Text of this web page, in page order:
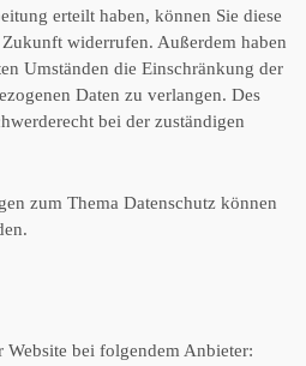
erteilt haben, können Sie diese
widerrufen. Außerdem haben
Umständen die Einschränkung der
Daten zu verlangen. Des
bei der zuständigen
zum Thema Datenschutz können
Website bei folgendem Anbieter: